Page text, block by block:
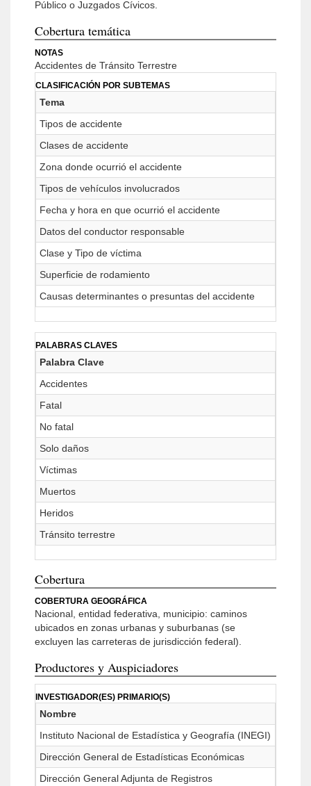
Público o Juzgados Cívicos.
Cobertura temática
NOTAS
Accidentes de Tránsito Terrestre
CLASIFICACIÓN POR SUBTEMAS
Tema
Tipos de accidente
Clases de accidente
Zona donde ocurrió el accidente
Tipos de vehículos involucrados
Fecha y hora en que ocurrió el accidente
Datos del conductor responsable
Clase y Tipo de víctima
Superficie de rodamiento
Causas determinantes o presuntas del accidente
PALABRAS CLAVES
Palabra Clave
Accidentes
Fatal
No fatal
Solo daños
Víctimas
Muertos
Heridos
Tránsito terrestre
Cobertura
COBERTURA GEOGRÁFICA
Nacional, entidad federativa, municipio: caminos
ubicados en zonas urbanas y suburbanas (se
excluyen las carreteras de jurisdicción federal).
Productores y Auspiciadores
INVESTIGADOR(ES) PRIMARIO(S)
Nombre
Instituto Nacional de Estadística y Geografía (INEGI)
Dirección General de Estadísticas Económicas
Dirección General Adjunta de Registros